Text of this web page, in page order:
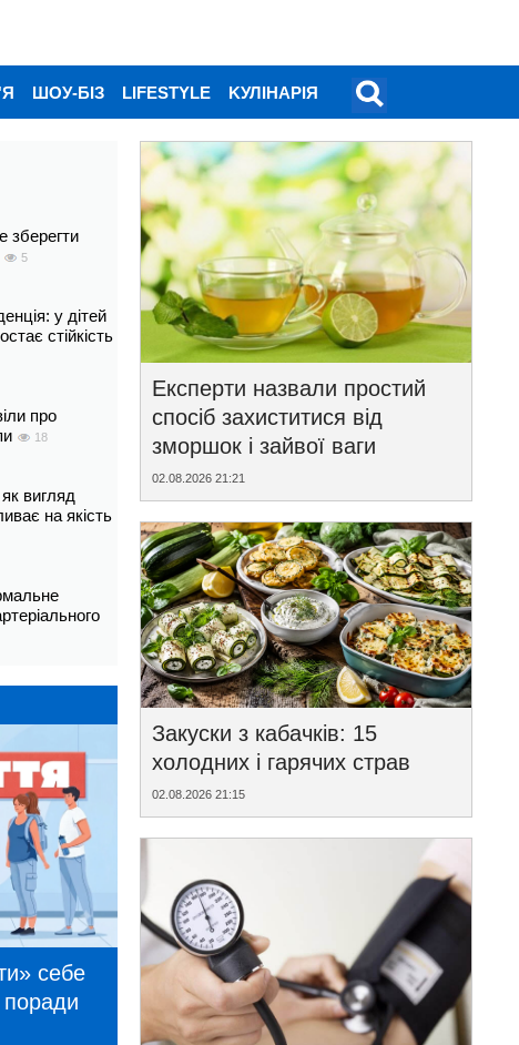
ШОУ-БІЗ LIFESTYLE KУЛІНАРІЯ
зберегти
5
у дітей
стійкість
про
18
вигляд
на якість
себе
поради
Експерти назвали простий
спосіб захиститися від
зморшок і зайвої ваги
02.08.2026 21:21
Закуски з кабачків: 15
холодних і гарячих страв
02.08.2026 21:15